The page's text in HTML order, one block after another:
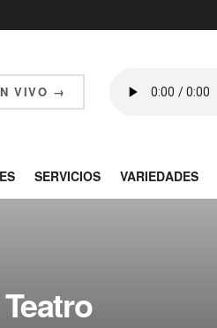
VIVO →
SERVICIOS VARIEDADES
Teatro